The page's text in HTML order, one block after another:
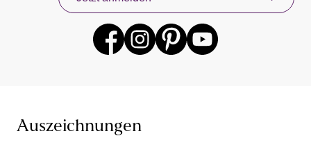
jederzeit mit neuen Angeboten. Profitiere mit unserem
Konzept „Von Frauen für Frauen“ von unseren eigenen
Erfahrungen mit Damenunterwäsche und Dessous,
großen Größen und ab Cup AA) und Schnitt keine
Grenzen gesetzt. Je nach Anlass bist du so mit einem
Auszeichnungen